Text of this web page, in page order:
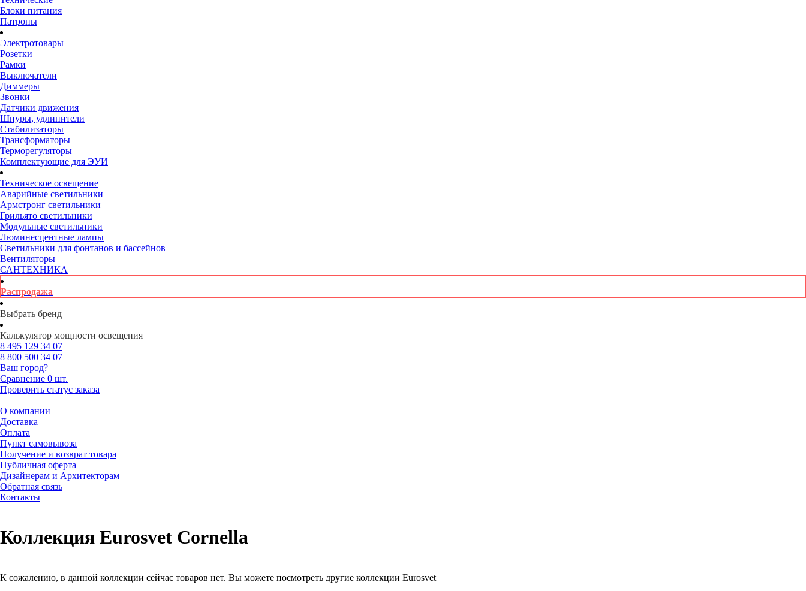
Блоки питания
Патроны
Электротовары
Розетки
Рамки
Выключатели
Диммеры
Звонки
Датчики движения
Шнуры, удлинители
Стабилизаторы
Трансформаторы
Терморегуляторы
Комплектующие для ЭУИ
Техническое освещение
Аварийные светильники
Армстронг светильники
Грильято светильники
Модульные светильники
Люминесцентные лампы
Светильники для фонтанов и бассейнов
Вентиляторы
САНТЕХНИКА
Распродажа
Выбрать бренд
Калькулятор мощности освещения
8 495 129 34 07
8 800 500 34 07
Ваш город?
Сравнение 0 шт.
Проверить статус заказа
О компании
Доставка
Оплата
Пункт самовывоза
Получение и возврат товара
Публичная оферта
Дизайнерам и Архитекторам
Обратная связь
Контакты
Коллекция Eurosvet Cornella
К сожалению, в данной коллекции сейчас товаров нет. Вы можете посмотреть другие коллекции Eurosvet